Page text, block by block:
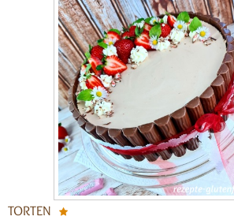
TORTEN